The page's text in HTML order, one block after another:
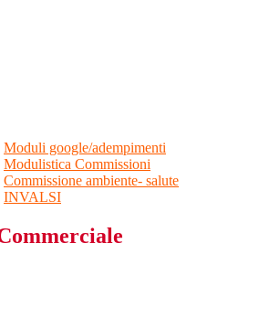
Moduli google/adempimenti
Modulistica Commissioni
Commissione ambiente- salute
INVALSI